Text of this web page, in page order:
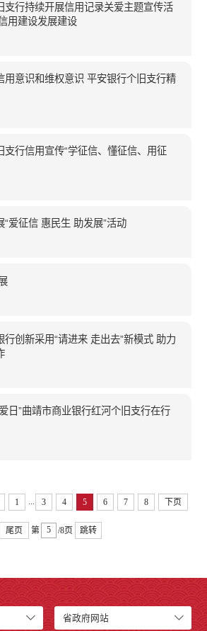
支行持续开展信用记录关爱主题宣传活
用建设发展建设
用意识和维权意识 平安银行个旧支行精
支行信用宣传“学征信、懂征信、用征
“爱征信 惠民生 助发展”活动
行创新采用“请进来 走出去”新模式 助力
日”曲靖市商业银行红河个旧支行在行
1 3 4 5 6 7 8 下页
尾页 第 /8页 跳转
省政府网站